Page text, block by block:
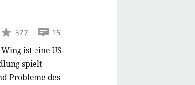
377 15
ist eine US-
spielt
Probleme des